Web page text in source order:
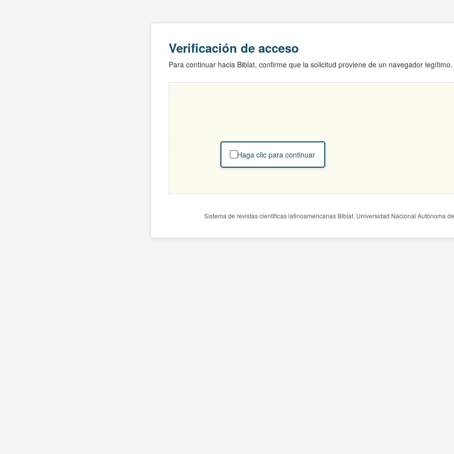
Verificación de acceso
Para continuar hacia Biblat, confirme que la solicitud proviene de un navegador legítimo.
Haga clic para continuar
Sistema de revistas científicas latinoamericanas Biblat. Universidad Nacional Autónoma